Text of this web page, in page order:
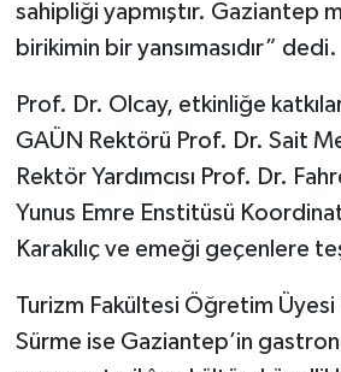
sahipliği yapmıştır. Gaziantep
birikimin bir yansımasıdır” dedi.
Prof. Dr. Olcay, etkinliğe
GAÜN Rektörü Prof. Dr. Sait
Rektör Yardımcısı Prof. Dr.
Yunus Emre Enstitüsü
Karakılıç ve emeği geçenlere
Turizm Fakültesi Öğretim
Sürme ise Gaziantep’in
Yaşam
Yemek